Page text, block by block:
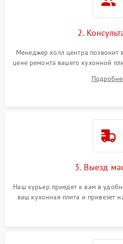
2.
Менеджер колл центра позвонит
цене ремонта вашего кухонной
3. Выезд
Наш курьер приедет к вам в
ваш кухонная плита и привезет